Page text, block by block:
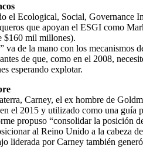
el Ecological, Social,
que apoyan el ESGI como
$160 mil millones).
va de la mano con los mecanismos
de que, como en el 2008,
esperando explotar.
Carney, el ex hombre de
el 2015 y utilizado como una
propuso “consolidar la posición
al Reino Unido a la cabeza
liderada por Carney también